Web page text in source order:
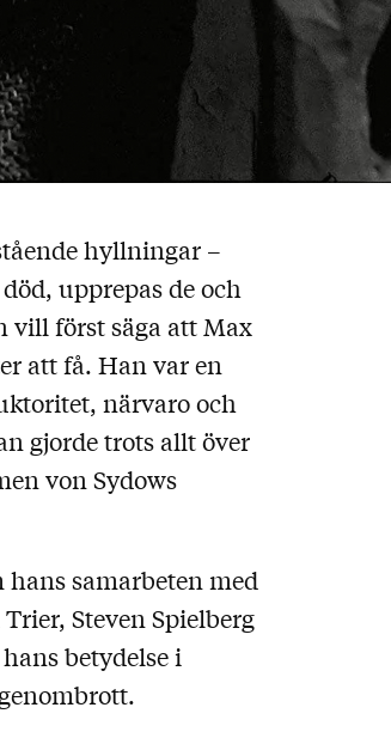
hyllningar –
upprepas de och
vill först säga att Max
att få. Han var en
närvaro och
gjorde trots allt över
von Sydows
samarbeten med
Steven Spielberg
betydelse i